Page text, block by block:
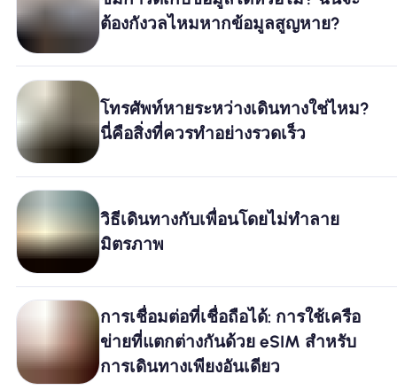
ต้องกังวลไหมหากข้อมูลสูญหาย?
โทรศัพท์หายระหว่างเดินทางใช่ไหม?
นี่คือสิ่งที่ควรทำอย่างรวดเร็ว
วิธีเดินทางกับเพื่อนโดยไม่ทำลาย
มิตรภาพ
การเชื่อมต่อที่เชื่อถือได้: การใช้เครือ
ข่ายที่แตกต่างกันด้วย eSIM สำหรับ
การเดินทางเพียงอันเดียว